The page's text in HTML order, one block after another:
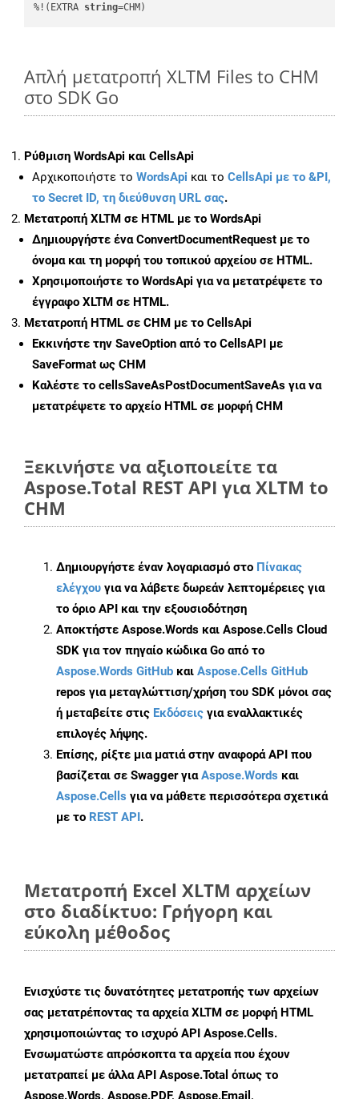
%!(EXTRA string=CHM)
Απλή μετατροπή XLTM Files to CHM
στο SDK Go
Ρύθμιση WordsApi και CellsApi
Αρχικοποιήστε το WordsApi και το CellsApi με το &PI,
το Secret ID, τη διεύθυνση URL σας.
Μετατροπή XLTM σε HTML με το WordsApi
Δημιουργήστε έναConvertDocumentRequest με το
όνομα και τη μορφή του τοπικού αρχείου σε HTML.
Χρησιμοποιήστε το WordsApi για να μετατρέψετε το
έγγραφο XLTM σε HTML.
Μετατροπή HTML σε CHM με το CellsApi
Εκκινήστε την SaveOption από το CellsAPI με
SaveFormat ως CHM
Καλέστε το cellsSaveAsPostDocumentSaveAs για να
μετατρέψετε το αρχείο HTML σε μορφή CHM
Ξεκινήστε να αξιοποιείτε τα
Aspose.Total REST API για XLTM to
CHM
Δημιουργήστε έναν λογαριασμό στο Πίνακας
ελέγχου για να λάβετε δωρεάν λεπτομέρειες για
το όριο API και την εξουσιοδότηση
Αποκτήστε Aspose.Words και Aspose.Cells Cloud
SDK για τον πηγαίο κώδικα Go από το
Aspose.Words GitHub και Aspose.Cells GitHub
repos για μεταγλώττιση/χρήση του SDK μόνοι σας
ή μεταβείτε στις Εκδόσεις για εναλλακτικές
επιλογές λήψης.
Επίσης, ρίξτε μια ματιά στην αναφορά API που
βασίζεται σε Swagger γιαAspose.Words και
Aspose.Cells για να μάθετε περισσότερα σχετικά
με το REST API.
Μετατροπή Excel XLTM αρχείων
στο διαδίκτυο: Γρήγορη και
εύκολη μέθοδος
Ενισχύστε τις δυνατότητες μετατροπής των αρχείων
σας μετατρέποντας τα αρχεία XLTM σε μορφή HTML
χρησιμοποιώντας το ισχυρό API Aspose.Cells.
Ενσωματώστε απρόσκοπτα τα αρχεία που έχουν
μετατραπεί με άλλα API Aspose.Total όπως το
Aspose.Words, Aspose.PDF, Aspose.Email,